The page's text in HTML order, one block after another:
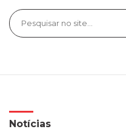
Notícias